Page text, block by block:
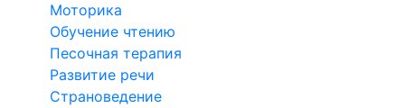
Моторика
Обучение чтению
Песочная терапия
Развитие речи
Страноведение